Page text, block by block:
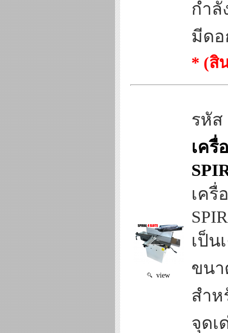
กำลั
มีดอ
* (สิ
view
รหัส
เครื่
เครื่
เป็น
ขนา
สำห
จุดเ